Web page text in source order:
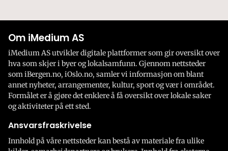
Om iMedium AS
iMedium AS utvikler digitale plattformer som gir oversikt over
hva som skjer i byer og lokalsamfunn. Gjennom nettsteder
som iBergen.no, iOslo.no, samler vi informasjon om blant
annet nyheter, arrangementer, kultur, sport og vær i området.
Formålet er å gjøre det enklere å få oversikt over lokale saker
og aktiviteter på ett sted.
Ansvarsfraskrivelse
Innhold på våre nettsteder kan bestå av materiale fra ulike